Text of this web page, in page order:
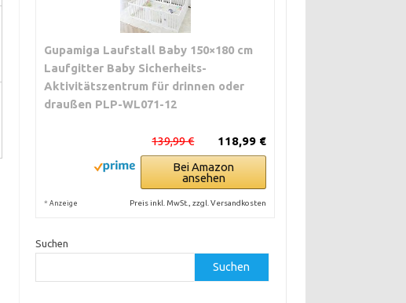
Gupamiga Laufstall Baby 150×180 cm
Laufgitter Baby Sicherheits-
Aktivitätszentrum für drinnen oder
draußen PLP-WL071-12
118,99 €
139,99 €
Bei Amazon
ansehen
* Anzeige Preis inkl. MwSt., zzgl. Versandkosten
Suchen
Suchen